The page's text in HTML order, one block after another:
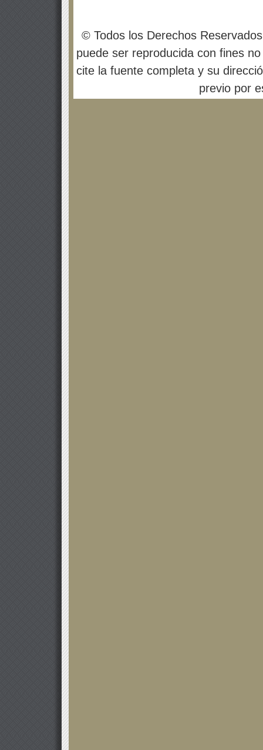
© Todos los Derechos
puede ser reproducida con fines
cite la fuente completa y su
previo por